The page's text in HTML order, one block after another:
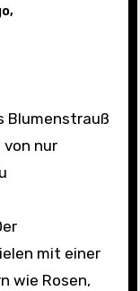
,
von nur
mit einer
wie Rosen,